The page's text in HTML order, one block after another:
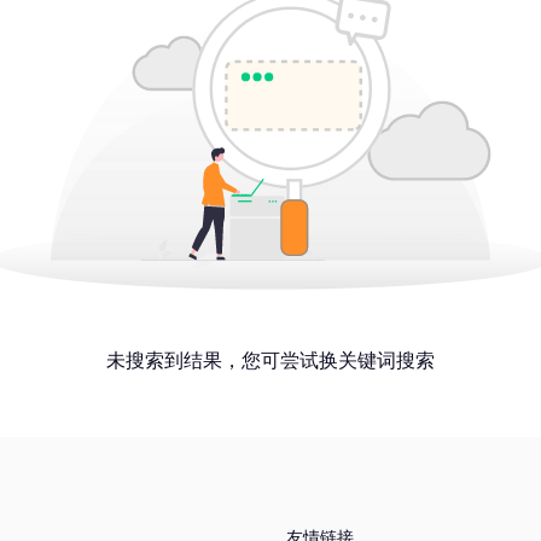
未搜索到结果，您可尝试换关键词搜索
友情链接